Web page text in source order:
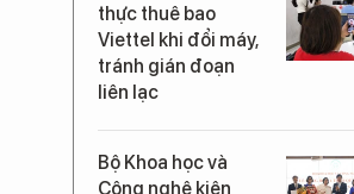
thực thuê bao
Viettel khi đổi máy,
tránh gián đoạn
liên lạc
Bộ Khoa học và
Công nghệ kiện